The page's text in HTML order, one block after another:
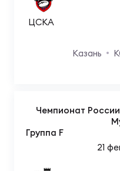
ЦСКА
Казань
Чемпионат
Группа F
21